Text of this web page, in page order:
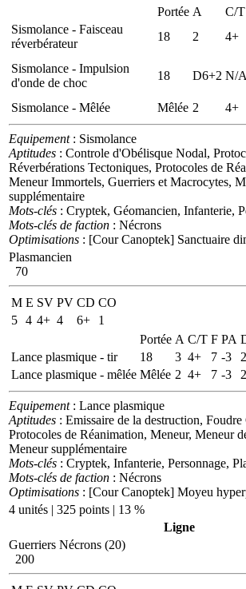
Portée A C/T
Sismolance - Faisceau
réverbérateur
18 2 4+
Sismolance - Impulsion
d'onde de choc
18 D6+2 N/A
Sismolance - Mêlée
Mêlée 2 4+
Equipement: Sismolance
Aptitudes : Controle d'Obélisque Nodal,
Réverbérations Tectoniques, Protocoles de
Meneur Immortels, Guerriers et Macrocytes,
supplémentaire
Mots-clés : Cryptek, Géomancien, Infanterie,
Mots-clés de faction : Nécrons
Optimisations : [Cour Canoptek] Sanctuaire
Plasmancien
70
M E SV PV CD CO
5 4 4+ 4 6+
1
Portée A C/T F PA
Lance plasmique - tir
18 3 4+ 7 -3
2
Lance plasmique - mêlée Mêlée 2 4+ 7 -3 2
Equipement: Lance plasmique
Aptitudes : Emissaire de la destruction, Foudre
Protocoles de Réanimation, Meneur, Meneur
Meneur supplémentaire
Mots-clés : Cryptek, Infanterie, Personnage,
Mots-clés de faction : Nécrons
Optimisations : [Cour Canoptek] Moyeu
4 unités | 325 points | 13 %
Ligne
Guerriers Nécrons (20)
200